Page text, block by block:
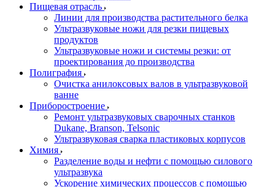
Пищевая отрасль
Линии для производства растительного белка
Ультразвуковые ножи для резки пищевых
продуктов
Ультразвуковые ножи и системы резки: от
проектирования до производства
Полиграфия
Очистка анилоксовых валов в ультразвуковой
ванне
Приборостроение
Ремонт ультразвуковых сварочных станков
Dukane, Branson, Telsonic
Ультразвуковая сварка пластиковых корпусов
Химия
Разделение воды и нефти с помощью силового
ультразвука
Ускорение химических процессов с помощью